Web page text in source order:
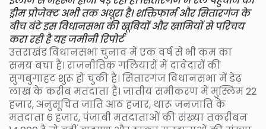
ड्रीम प्रोजेक्ट अभी तक अधूरा है। शक्तिफार्म और सितारगंज के
बीच बंटे इस विधानसभा की खूबियों और खामियों से परिचय
करा रही है यह जमीनी रिपोर्ट
उत्तराखंड विधानसभा चुनाव में एक वर्ष से भी कम का
समय बचा है। राजनीतिक गलियारों में दावेदारों की
सुगबुगाहट शुरू हो चुकी है। सितारगंज विधानसभा में डेढ़
लाख के करीब मतदाता हैं। जातीय समीकरण में मुस्लिम 22
हजार, अनुसूचित जाति आठ हजार, थारू जनजाति के
मतदाता 6 हजार, पंजाबी मतदाताओं की संख्या तकरीबन